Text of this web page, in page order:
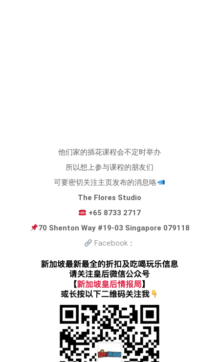
他们家的插花课程会不定时举办
所以想上参与课程的朋友们
可要密切关注主页发布的消息咯
The Flores Studio
+65 8733 2717
70 Shenton Way #19-03 Singapore 079118
Facebook：